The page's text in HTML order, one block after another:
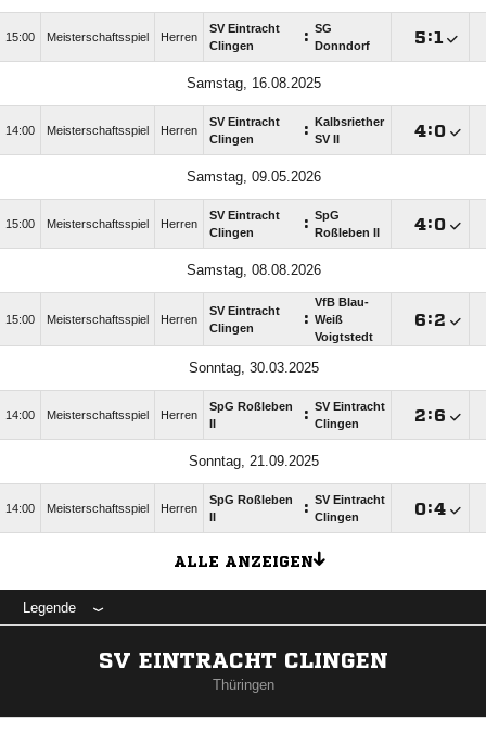
15:00 Meisterschaftsspiel Herren
SV Eintracht
Clingen
: SG
Donndorf
:
Samstag, 16.08.2025
14:00 Meisterschaftsspiel Herren
SV Eintracht
Clingen
:
Kalbsriether
SV II
:
Samstag, 09.05.2026
15:00 Meisterschaftsspiel Herren
SV Eintracht
Clingen
: SpG
Roßleben II
:
Samstag, 08.08.2026
15:00 Meisterschaftsspiel Herren
SV Eintracht
Clingen
:
VfB Blau-
Weiß
Voigtstedt
:
Sonntag, 30.03.2025
14:00 Meisterschaftsspiel Herren
SpG Roßleben
: SV Eintracht
Clingen
:
Sonntag, 21.09.2025
14:00 Meisterschaftsspiel Herren
SpG Roßleben
: SV Eintracht
Clingen
:
ALLE ANZEIGEN
Legende
SV EINTRACHT CLINGEN
Thüringen